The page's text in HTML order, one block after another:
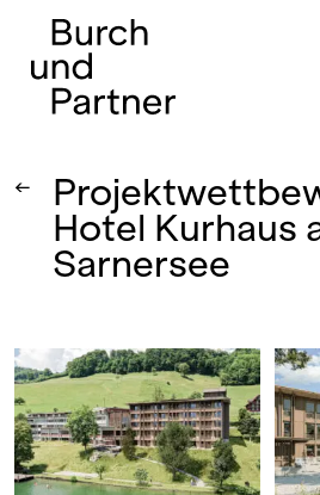
Hauptnavigation
←
Hotel Kurhaus
Sarnersee